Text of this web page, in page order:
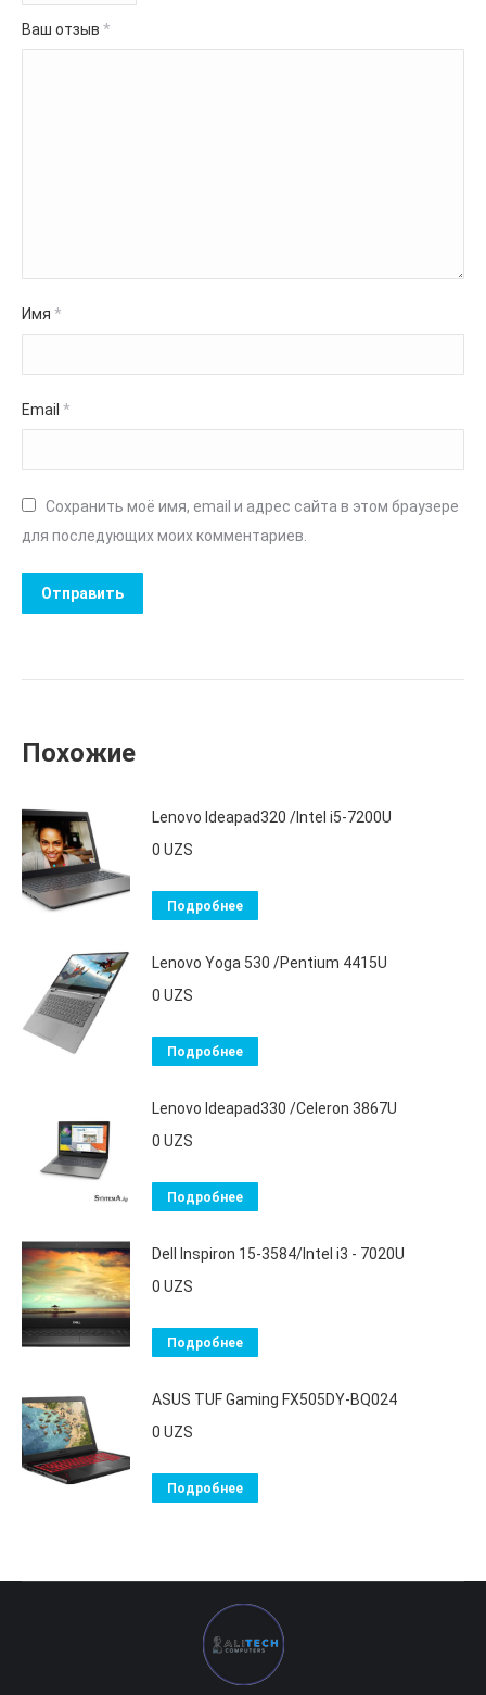
Ваш отзыв *
Имя *
Email *
Сохранить моё имя, email и адрес сайта в этом браузере
для последующих моих комментариев.
Похожие
Lenovo Ideapad320 /Intel i5-7200U
0 UZS
Подробнее
Lenovo Yoga 530 /Pentium 4415U
0 UZS
Подробнее
Lenovo Ideapad330 /Celeron 3867U
0 UZS
Подробнее
Dell Inspiron 15-3584/Intel i3 - 7020U
0 UZS
Подробнее
ASUS TUF Gaming FX505DY-BQ024
0 UZS
Подробнее